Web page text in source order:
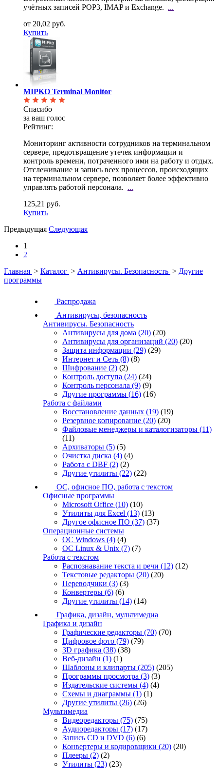
учётных записей POP3, IMAP и Exchange. ...
от 20,02 руб.
Купить
MIPKO Terminal Monitor
Спасибо
за ваш голос
Рейтинг:
Мониторинг активности сотрудников на терминальном
сервере, предотвращение утечек информации и
контроль времени, потраченного ими на работу и отдых.
Отслеживание и запись всех процессов, происходящих
на терминальном сервере, позволяет более эффективно
управлять работой персонала. ...
125,21 руб.
Купить
Предыдущая Следующая
1
2
Главная > Каталог > Антивирусы. Безопасность > Другие
программы
Распродажа
Антивирусы, безопасность
Антивирусы. Безопасность
Антивирусы для дома (20) (20)
Антивирусы для организаций (20) (20)
Защита информации (29) (29)
Интернет и Сеть (8) (8)
Шифрование (2) (2)
Контроль доступа (24) (24)
Контроль персонала (9) (9)
Другие программы (16) (16)
Работа с файлами
Восстановление данных (19) (19)
Резервное копирование (20) (20)
Файловые менеджеры и каталогизаторы (11)
(11)
Архиваторы (5) (5)
Очистка диска (4) (4)
Работа с DBF (2) (2)
Другие утилиты (22) (22)
ОС, офисное ПО, работа с текстом
Офисные программы
Microsoft Office (10) (10)
Утилиты для Excel (13) (13)
Другое офисное ПО (37) (37)
Операционные системы
ОС Windows (4) (4)
ОС Linux & Unix (7) (7)
Работа с текстом
Распознавание текста и речи (12) (12)
Текстовые редакторы (20) (20)
Переводчики (3) (3)
Конвертеры (6) (6)
Другие утилиты (14) (14)
Графика, дизайн, мультимедиа
Графика и дизайн
Графические редакторы (70) (70)
Цифровое фото (79) (79)
3D графика (38) (38)
Веб-дизайн (1) (1)
Шаблоны и клипарты (205) (205)
Программы просмотра (3) (3)
Издательские системы (4) (4)
Схемы и диаграммы (1) (1)
Другие утилиты (26) (26)
Мультимедиа
Видеоредакторы (75) (75)
Аудиоредакторы (17) (17)
Запись CD и DVD (6) (6)
Конвертеры и кодировщики (20) (20)
Плееры (2) (2)
Утилиты (23) (23)